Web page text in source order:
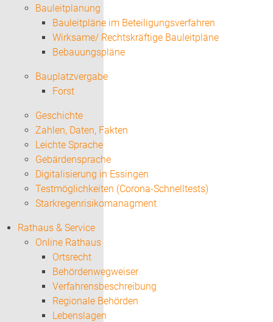
Bauleitplanung
Bauleitpläne im Beteiligungsverfahren
Wirksame/ Rechtskräftige Bauleitpläne
Bebauungspläne
Bauplatzvergabe
Forst
Geschichte
Zahlen, Daten, Fakten
Leichte Sprache
Gebärdensprache
Digitalisierung in Essingen
Testmöglichkeiten (Corona-Schnelltests)
Starkregenrisikomanagment
Rathaus & Service
Online Rathaus
Ortsrecht
Behördenwegweiser
Verfahrensbeschreibung
Regionale Behörden
Lebenslagen